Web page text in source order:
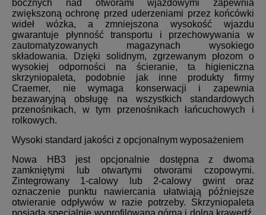
bocznych nad otworami wjazdowymi zapewnia
zwiększoną ochronę przed uderzeniami przez końcówki
wideł wózka, a zmniejszona wysokość wjazdu
gwarantuje płynność transportu i przechowywania w
zautomatyzowanych magazynach wysokiego
składowania. Dzięki solidnym, zgrzewanym płozom o
wysokiej odporności na ścieranie, ta higieniczna
skrzyniopaleta, podobnie jak inne produkty firmy
Craemer, nie wymaga konserwacji i zapewnia
bezawaryjną obsługę na wszystkich standardowych
przenośnikach, w tym przenośnikach łańcuchowych i
rolkowych.
Wysoki standard jakości z opcjonalnym wyposażeniem
Nowa HB3 jest opcjonalnie dostępna z dwoma
zamkniętymi lub otwartymi otworami czopowymi.
Zintegrowany 1-calowy lub 2-calowy gwint oraz
oznaczenie punktu nawiercania ułatwiają późniejsze
otwieranie odpływów w razie potrzeby. Skrzyniopaleta
posiada specjalnie wyprofilowaną górną i dolną krawędź,